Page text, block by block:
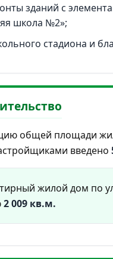
зданий с
школа №2»;
стадиона и
общей площади
введено
жилой дом по
2 009 кв.м.